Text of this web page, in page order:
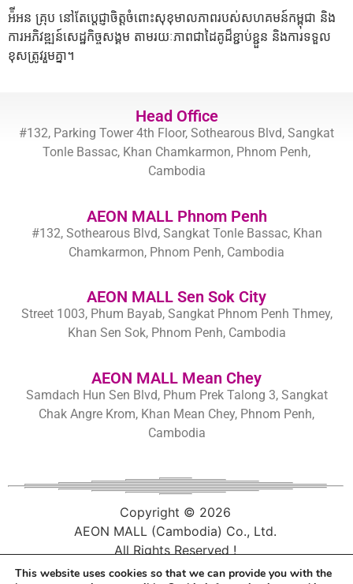
អ៉ីអន គ្រុប នៅតែប្តេជ្ញាចិត្តចំពោះសុខុមាលភាពរបស់សហគមន៍កម្ពុជា និង
ការអភិវឌ្ឍន៍សេដ្ឋកិច្ចសង្គម តាមរយៈភាពជាដៃគូដ៏ខ្ជាប់ខ្ជួន និងការទទួល
ខុសត្រូវរួមគ្នា។
Head Office
#132, Parking Tower 4th Floor, Sothearous Blvd, Sangkat
Tonle Bassac, Khan Chamkarmon, Phnom Penh,
Cambodia
AEON MALL Phnom Penh
#132, Sothearous Blvd, Sangkat Tonle Bassac, Khan
Chamkarmon, Phnom Penh, Cambodia
AEON MALL Sen Sok City
Street 1003, Phum Bayab, Sangkat Phnom Penh Thmey,
Khan Sen Sok, Phnom Penh, Cambodia
AEON MALL Mean Chey
Samdach Hun Sen Blvd, Phum Prek Talong 3, Sangkat
Chak Angre Krom, Khan Mean Chey, Phnom Penh,
Cambodia
Copyright © 2026
AEON MALL (Cambodia) Co., Ltd.
All Rights Reserved !
This website uses cookies so that we can provide you with the